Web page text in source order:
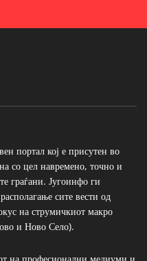
портал кој е присутен во
со цел навремено, точно и
граѓани. Југоинфо ги
сите вести од
на струмичкиот макро
и Ново Село).
на професионални медиуми и